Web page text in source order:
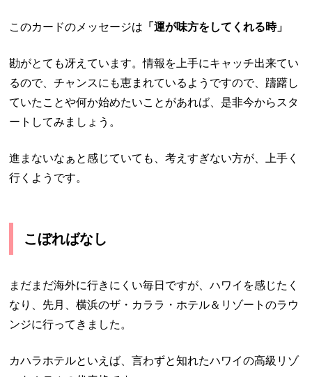
このカードのメッセージは 「運が味方をしてくれる時」
勘がとても冴えています。情報を上手にキャッチ出来てい
るので、チャンスにも恵まれているようですので、躊躇し
ていたことや何か始めたいことがあれば、是非今からスタ
ートしてみましょう。
進まないなぁと感じていても、考えすぎない方が、上手く
行くようです。
こぼればなし
まだまだ海外に行きにくい毎日ですが、ハワイを感じたく
なり、先月、横浜のザ・カララ・ホテル＆リゾートのラウ
ンジに行ってきました。
カハラホテルといえば、言わずと知れたハワイの高級リゾ